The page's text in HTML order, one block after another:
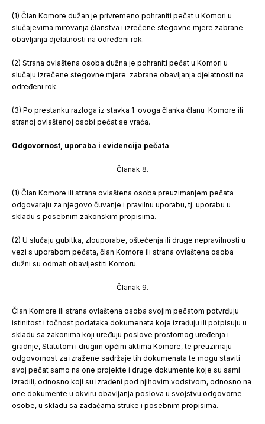
(1) Član Komore dužan je privremeno pohraniti pečat u Komori u
slučajevima mirovanja članstva i izrečene stegovne mjere zabrane
obavljanja djelatnosti na određeni rok.
(2) Strana ovlaštena osoba dužna je pohraniti pečat u Komori u
slučaju izrečene stegovne mjere zabrane obavljanja djelatnosti na
određeni rok.
(3) Po prestanku razloga iz stavka 1. ovoga članka članu Komore ili
stranoj ovlaštenoj osobi pečat se vraća.
Odgovornost, uporaba i evidencija pečata
Članak 8.
(1) Član Komore ili strana ovlaštena osoba preuzimanjem pečata
odgovaraju za njegovo čuvanje i pravilnu uporabu, tj. uporabu u
skladu s posebnim zakonskim propisima.
(2) U slučaju gubitka, zlouporabe, oštećenja ili druge nepravilnosti u
vezi s uporabom pečata, član Komore ili strana ovlaštena osoba
dužni su odmah obavijestiti Komoru.
Članak 9.
Član Komore ili strana ovlaštena osoba svojim pečatom potvrđuju
istinitost i točnost podataka dokumenata koje izrađuju ili potpisuju u
skladu sa zakonima koji uređuju poslove prostornog uređenja i
gradnje, Statutom i drugim općim aktima Komore, te preuzimaju
odgovornost za izražene sadržaje tih dokumenata te mogu staviti
svoj pečat samo na one projekte i druge dokumente koje su sami
izradili, odnosno koji su izrađeni pod njihovim vodstvom, odnosno na
one dokumente u okviru obavljanja poslova u svojstvu odgovorne
osobe, u skladu sa zadaćama struke i posebnim propisima.